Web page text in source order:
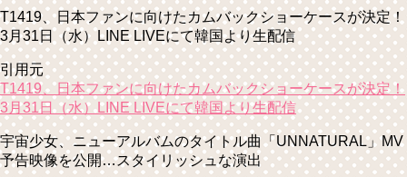
T1419、日本ファンに向けたカムバックショーケースが決定！
3月31日（水）LINE LIVEにて韓国より生配信
引用元
T1419、日本ファンに向けたカムバックショーケースが決定！
3月31日（水）LINE LIVEにて韓国より生配信
宇宙少女、ニューアルバムのタイトル曲「UNNATURAL」MV
予告映像を公開…スタイリッシュな演出